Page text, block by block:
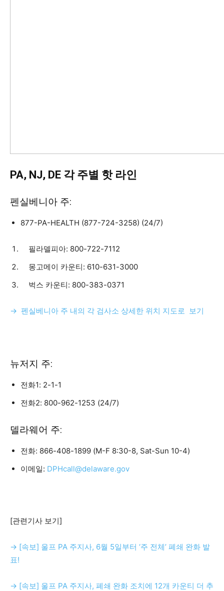
PA, NJ, DE 각 주별 핫 라인
펜실베니아 주:
877-PA-HEALTH (877-724-3258) (24/7)
필라델피아: 800-722-7112
몽고메이 카운티: 610-631-3000
벅스 카운티: 800-383-0371
→ 펜실베니아 주 내의 각 검사소 상세한 위치 지도로 보기
뉴저지 주:
전화1: 2-1-1
전화2: 800-962-1253 (24/7)
델라웨어 주:
전화: 866-408-1899 (M-F 8:30-8, Sat-Sun 10-4)
이메일: DPHcall@delaware.gov
[관련기사 보기]
→ [속보] 울프 PA 주지사, 6월 5일부터 ‘주 전체’ 폐쇄 완화 발
표!
→ [속보] 울프 PA 주지사, 폐쇄 완화 조치에 12개 카운티 더 추